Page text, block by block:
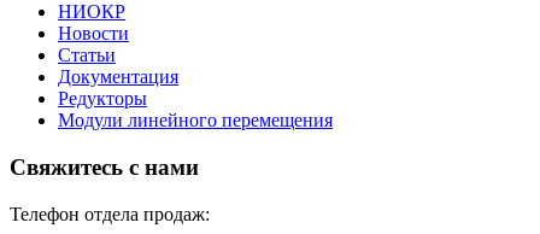
НИОКР
Новости
Статьи
Документация
Редукторы
Модули линейного перемещения
Свяжитесь с нами
Телефон отдела продаж: